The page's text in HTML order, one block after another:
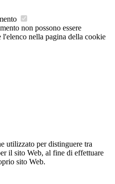
non possono essere
nella pagina della cookie
utilizzato per distinguere tra
il sito Web, al fine di effettuare
sito Web.